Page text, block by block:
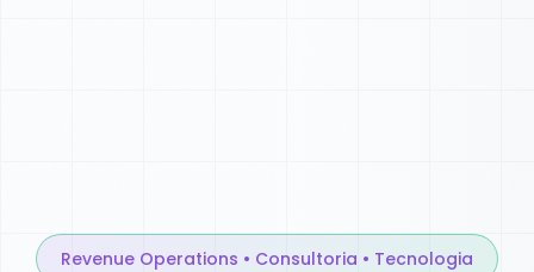
Revenue Operations • Consultoria • Tecnologia